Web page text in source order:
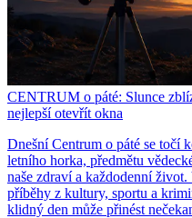
CENTRUM o páté: Slunce
nejlepší otevřít okna
Dnešní Centrum o páté se točí
letního horka, předmětu
naše zdraví a každodenní
příběhy z kultury, sportu a
klidný den může přinést